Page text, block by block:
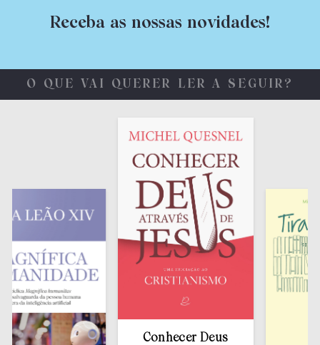
Receba as nossas novidades!
O QUE VAI QUERER LER A SEGUIR?
Conhecer Deus